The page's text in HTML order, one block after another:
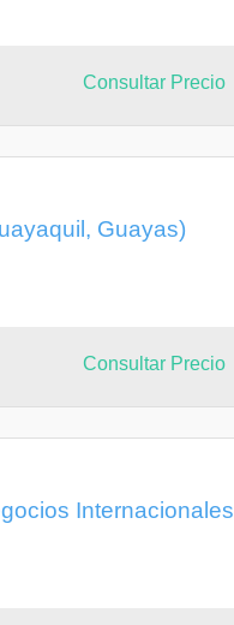
Semestre todas las
la comercialización de
Consultar Precio
Guayas)
Consultar Precio
Internacionales